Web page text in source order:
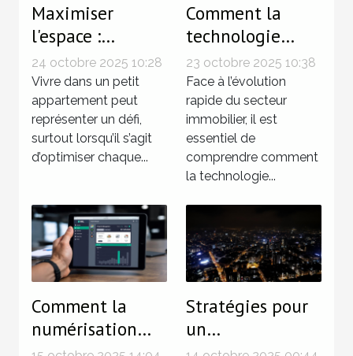
Maximiser
l'espace :
techniques
innovantes pour
petits
appartements
24 octobre 2025 10:28
Vivre dans un petit
appartement peut
représenter un défi,
surtout lorsqu’il s’agit
d’optimiser chaque...
Comment la
technologie
influence-t-elle
les tendances du
marché
immobilier ?
23 octobre 2025 10:38
Face à l’évolution
rapide du secteur
immobilier, il est
essentiel de
comprendre comment
la technologie...
Comment la
numérisation
Stratégies pour
un